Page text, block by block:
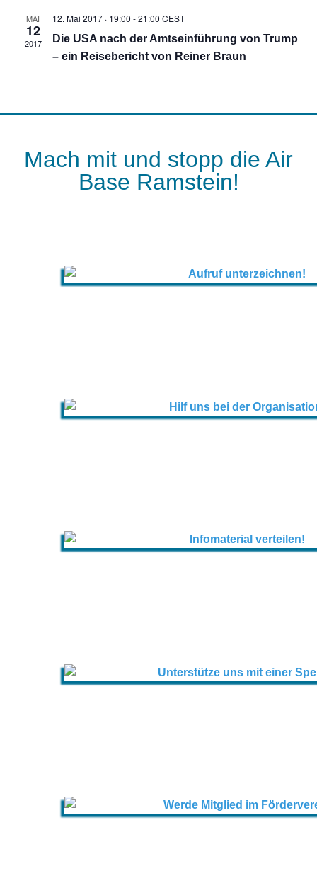
MAI
12
2017
12. Mai 2017 · 19:00 -21:00 CEST
Die USA nach der Amtseinführung von Trump
– ein Reisebericht von Reiner Braun
Mach mit und stopp die Air
Base Ramstein!